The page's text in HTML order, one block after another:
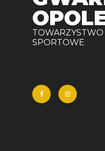
TOWARZYSTWO
SPORTOWE